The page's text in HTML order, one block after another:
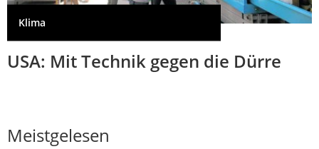
Klima
USA: Mit Technik gegen die Dürre
Meistgelesen